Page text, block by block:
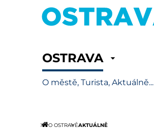
OSTRAVA
O městě, Turista, Aktuálně...
O OSTRAVĚAKTUÁLNĚ